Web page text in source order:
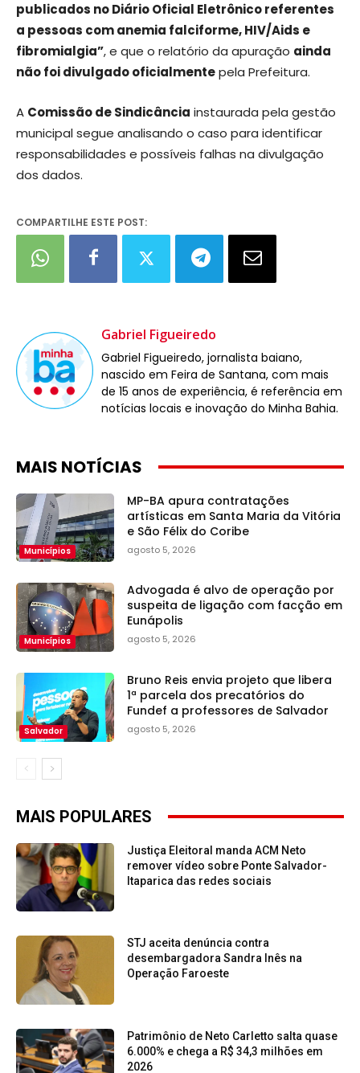
publicados no Diário Oficial Eletrônico referentes
a pessoas com anemia falciforme, HIV/Aids e
fibromialgia”, e que o relatório da apuração ainda
não foi divulgado oficialmentepela Prefeitura.
A Comissão de Sindicância instaurada pela gestão
municipal segue analisando o caso para identificar
responsabilidades e possíveis falhas na divulgação
dos dados.
COMPARTILHE ESTE POST:
Gabriel Figueiredo
Gabriel Figueiredo, jornalista baiano,
nascido em Feira de Santana, com mais
de 15 anos de experiência, é referência em
notícias locais e inovação do Minha Bahia.
MAIS NOTÍCIAS
Municípios
MP-BA apura contratações
artísticas em Santa Maria da Vitória
e São Félix do Coribe
agosto 5, 2026
Municípios
Advogada é alvo de operação por
suspeita de ligação com facção em
Eunápolis
agosto 5, 2026
Salvador
Bruno Reis envia projeto que libera
1ª parcela dos precatórios do
Fundef a professores de Salvador
agosto 5, 2026
MAIS POPULARES
Justiça Eleitoral manda ACM Neto
remover vídeo sobre Ponte Salvador-
Itaparica das redes sociais
STJ aceita denúncia contra
desembargadora Sandra Inês na
Operação Faroeste
Patrimônio de Neto Carletto salta quase
6.000% e chega a R$ 34,3 milhões em
2026